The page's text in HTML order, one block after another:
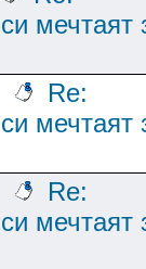
мечтаят
Re:
мечтаят
Re:
мечтаят